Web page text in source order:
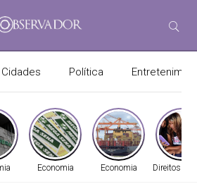
Cidades Política
Economia Economia Direitos